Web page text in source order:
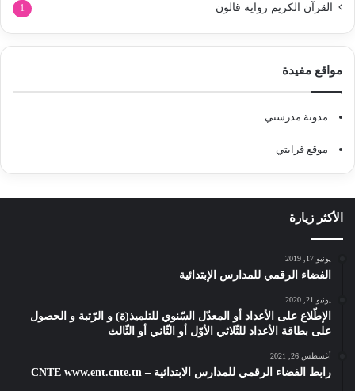
القرآن الكريم رواية قالون 1
مواقع مفيدة
مدونة مدرستي
موقع قرايتي
الأكثر زيارة
يونيو 17, 2019
الفضاء الرقمي للمدارس الإبتدائية
يونيو 21, 2020
الإطّلاع على الأعداد أو المعدّل السّنوي للتلميذ(ة) و الرّتبة و الحصول
على بطاقة الأعداد للثّلاثي الأوّل أو الثّاني أو الثّالث
أغسطس 26, 2021
رابط الفضاء الرقمي للمدارس الابتدائية – CNTE www.ent.cnte.tn